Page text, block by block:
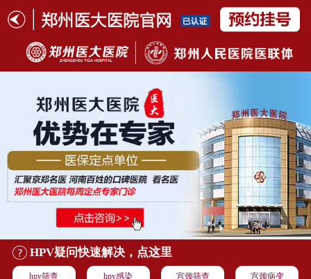
HPV疑问快速解决，点这里
hpv筛查 hpv感染 宫颈筛查 宫颈病变